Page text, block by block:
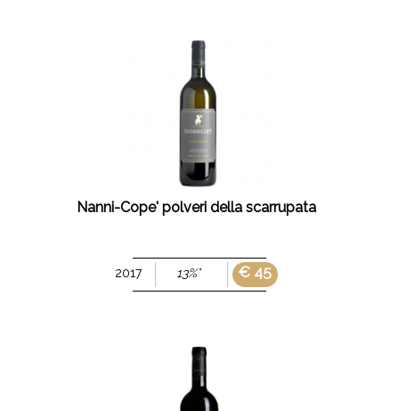
Nanni-Cope' polveri della scarrupata
2017 13%° € 45